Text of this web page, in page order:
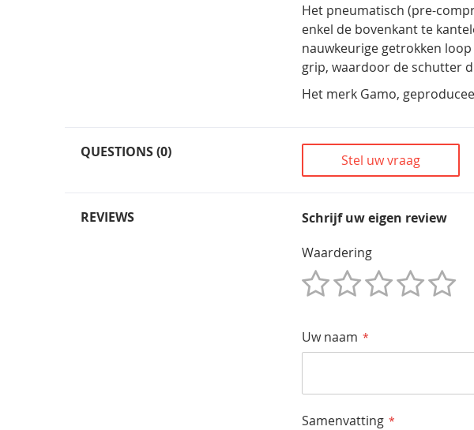
Het pneumatisch (pre-
enkel de bovenkant te
nauwkeurige getrokken
grip, waardoor de schutter
Het merk Gamo,
QUESTIONS (0) Stel uw vraag
REVIEWS
Schrijf uw eigen review
Waardering
Uw naam
Samenvatting